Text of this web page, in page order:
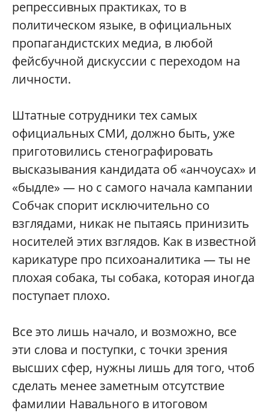
репрессивных практиках, то в
политическом языке, в официальных
пропагандистских медиа, в любой
фейсбучной дискуссии с переходом на
личности.
Штатные сотрудники тех самых
официальных СМИ, должно быть, уже
приготовились стенографировать
высказывания кандидата об «анчоусах» и
«быдле» — но с самого начала кампании
Собчак спорит исключительно со
взглядами, никак не пытаясь принизить
носителей этих взглядов. Как в известной
карикатуре про психоаналитика — ты не
плохая собака, ты собака, которая иногда
поступает плохо.
Все это лишь начало, и возможно, все
эти слова и поступки, с точки зрения
высших сфер, нужны лишь для того, чтоб
сделать менее заметным отсутствие
фамилии Навального в итоговом